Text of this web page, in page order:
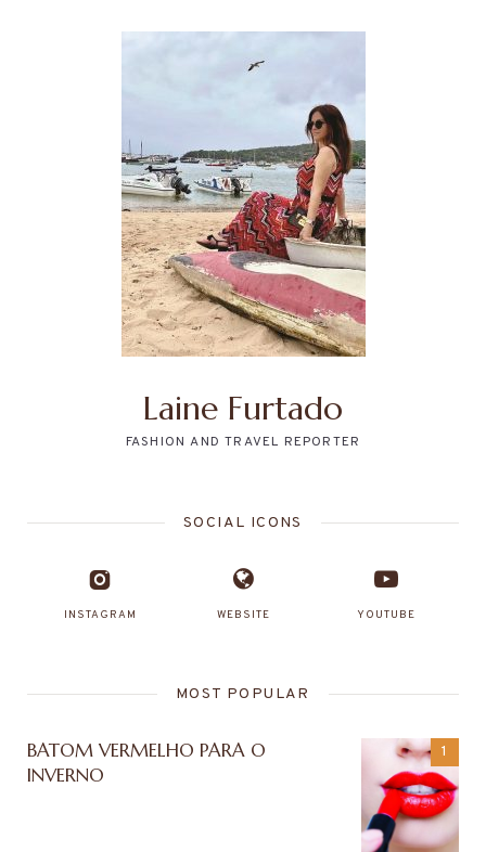
Laine Furtado
FASHION AND TRAVEL REPORTER
SOCIAL ICONS
INSTAGRAM WEBSITE YOUTUBE
MOST POPULAR
BATOM VERMELHO PARA O
INVERNO